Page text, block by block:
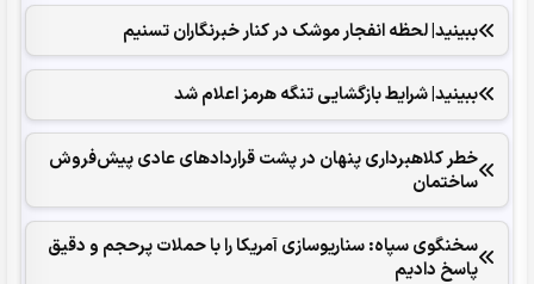
ببینید| لحظه انفجار موشک‌ در کنار خبرنگاران تسنیم
ببینید| شرایط بازگشایی تنگه هرمز اعلام شد
خطر کلاهبرداری پنهان در پشت قراردادهای عادی پیش‌فروش
ساختمان
سخنگوی سپاه: سناریوسازی آمریکا را با حملات پرحجم‌‌ و دقیق‌
پاسخ دادیم